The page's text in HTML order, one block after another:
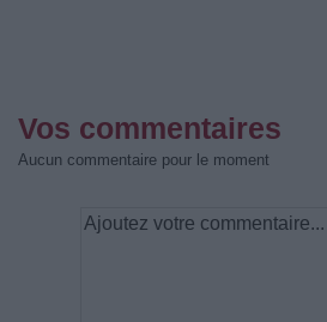
Vos commentaires
Aucun commentaire pour le moment